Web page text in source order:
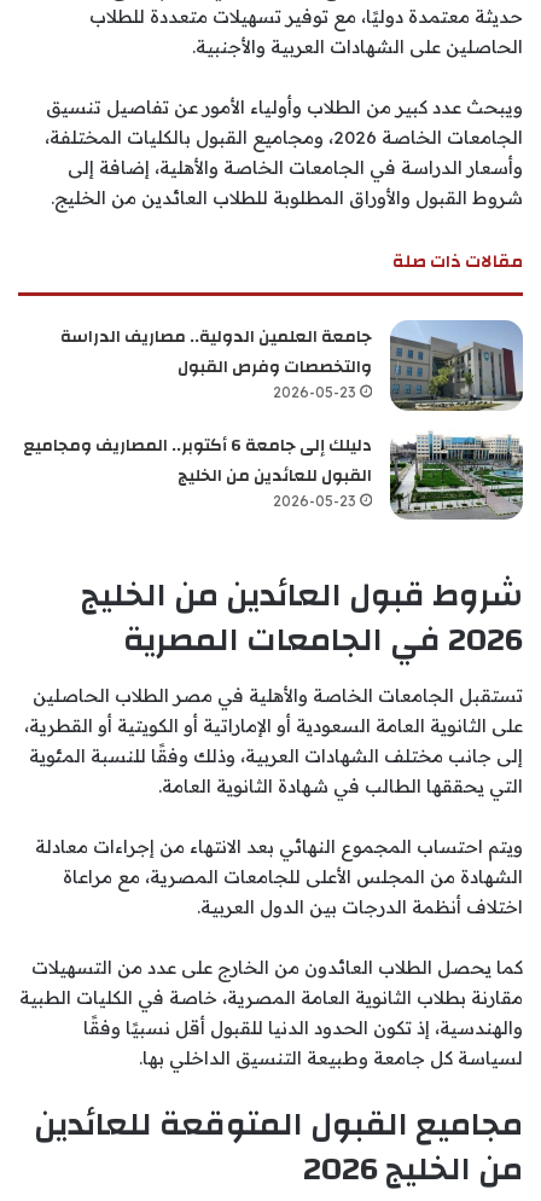
حديثة معتمدة دوليًا، مع توفير تسهيلات متعددة للطلاب
الحاصلين على الشهادات العربية والأجنبية.
ويبحث عدد كبير من الطلاب وأولياء الأمور عن تفاصيل تنسيق
الجامعات الخاصة 2026، ومجاميع القبول بالكليات المختلفة،
وأسعار الدراسة في الجامعات الخاصة والأهلية، إضافة إلى
شروط القبول والأوراق المطلوبة للطلاب العائدين من الخليج.
مقالات ذات صلة
جامعة العلمين الدولية.. مصاريف الدراسة
والتخصصات وفرص القبول
2026-05-23
دليلك إلى جامعة 6 أكتوبر.. المصاريف ومجاميع
القبول للعائدين من الخليج
2026-05-23
شروط قبول العائدين من الخليج
2026 في الجامعات المصرية
تستقبل الجامعات الخاصة والأهلية في مصر الطلاب الحاصلين
على الثانوية العامة السعودية أو الإماراتية أو الكويتية أو القطرية،
إلى جانب مختلف الشهادات العربية، وذلك وفقًا للنسبة المئوية
التي يحققها الطالب في شهادة الثانوية العامة.
ويتم احتساب المجموع النهائي بعد الانتهاء من إجراءات معادلة
الشهادة من المجلس الأعلى للجامعات المصرية، مع مراعاة
اختلاف أنظمة الدرجات بين الدول العربية.
كما يحصل الطلاب العائدون من الخارج على عدد من التسهيلات
مقارنة بطلاب الثانوية العامة المصرية، خاصة في الكليات الطبية
والهندسية، إذ تكون الحدود الدنيا للقبول أقل نسبيًا وفقًا
لسياسة كل جامعة وطبيعة التنسيق الداخلي بها.
مجاميع القبول المتوقعة للعائدين
من الخليج 2026